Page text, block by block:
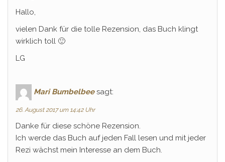
Hallo,
vielen Dank für die tolle Rezension, das Buch klingt
wirklich toll 🙂
LG
Mari Bumbelbee sagt:
26. August 2017 um 14:42 Uhr
Danke für diese schöne Rezension.
Ich werde das Buch auf jeden Fall lesen und mit jeder
Rezi wächst mein Interesse an dem Buch.